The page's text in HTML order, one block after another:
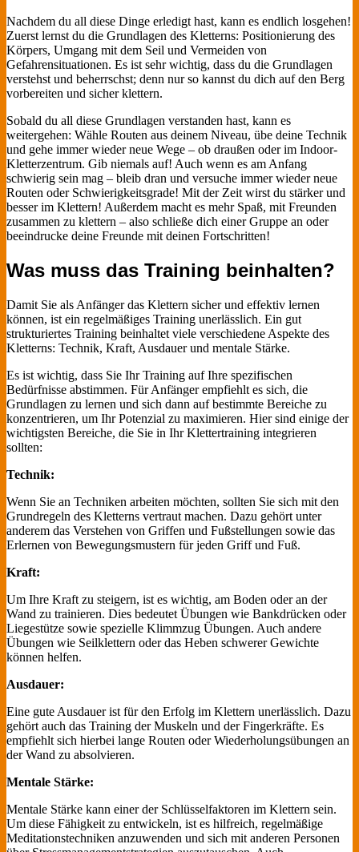
Nachdem du all diese Dinge erledigt hast, kann es endlich losgehen!
Zuerst lernst du die Grundlagen des Kletterns: Positionierung des
Körpers, Umgang mit dem Seil und Vermeiden von
Gefahrensituationen. Es ist sehr wichtig, dass du die Grundlagen
verstehst und beherrschst; denn nur so kannst du dich auf den Berg
vorbereiten und sicher klettern.
Sobald du all diese Grundlagen verstanden hast, kann es
weitergehen: Wähle Routen aus deinem Niveau, übe deine Technik
und gehe immer wieder neue Wege – ob draußen oder im Indoor-
Kletterzentrum. Gib niemals auf! Auch wenn es am Anfang
schwierig sein mag – bleib dran und versuche immer wieder neue
Routen oder Schwierigkeitsgrade! Mit der Zeit wirst du stärker und
besser im Klettern! Außerdem macht es mehr Spaß, mit Freunden
zusammen zu klettern – also schließe dich einer Gruppe an oder
beeindrucke deine Freunde mit deinen Fortschritten!
Was muss das Training beinhalten?
Damit Sie als Anfänger das Klettern sicher und effektiv lernen
können, ist ein regelmäßiges Training unerlässlich. Ein gut
strukturiertes Training beinhaltet viele verschiedene Aspekte des
Kletterns: Technik, Kraft, Ausdauer und mentale Stärke.
Es ist wichtig, dass Sie Ihr Training auf Ihre spezifischen
Bedürfnisse abstimmen. Für Anfänger empfiehlt es sich, die
Grundlagen zu lernen und sich dann auf bestimmte Bereiche zu
konzentrieren, um Ihr Potenzial zu maximieren. Hier sind einige der
wichtigsten Bereiche, die Sie in Ihr Klettertraining integrieren
sollten:
Technik:
Wenn Sie an Techniken arbeiten möchten, sollten Sie sich mit den
Grundregeln des Kletterns vertraut machen. Dazu gehört unter
anderem das Verstehen von Griffen und Fußstellungen sowie das
Erlernen von Bewegungsmustern für jeden Griff und Fuß.
Kraft:
Um Ihre Kraft zu steigern, ist es wichtig, am Boden oder an der
Wand zu trainieren. Dies bedeutet Übungen wie Bankdrücken oder
Liegestütze sowie spezielle Klimmzug Übungen. Auch andere
Übungen wie Seilklettern oder das Heben schwerer Gewichte
können helfen.
Ausdauer:
Eine gute Ausdauer ist für den Erfolg im Klettern unerlässlich. Dazu
gehört auch das Training der Muskeln und der Fingerkräfte. Es
empfiehlt sich hierbei lange Routen oder Wiederholungsübungen an
der Wand zu absolvieren.
Mentale Stärke:
Mentale Stärke kann einer der Schlüsselfaktoren im Klettern sein.
Um diese Fähigkeit zu entwickeln, ist es hilfreich, regelmäßige
Meditationstechniken anzuwenden und sich mit anderen Personen